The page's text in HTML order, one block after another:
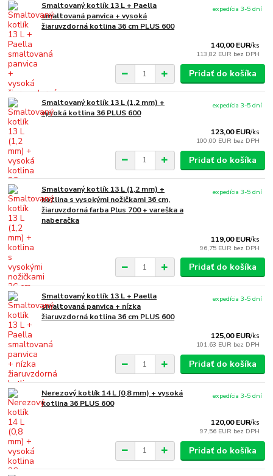
Smaltovaný kotlík 13 L + Paella
smaltovaná panvica + vysoká
žiaruvzdorná kotlina 36 cm PLUS 600
140,00 EUR/ks
113,82 EUR bez DPH
expedícia 3-5 dní
Pridať do košíka
Smaltovaný kotlík 13 L (1,2 mm) +
vysoká kotlina 36 PLUS 600
123,00 EUR/ks
100,00 EUR bez DPH
expedícia 3-5 dní
Pridať do košíka
Smaltovaný kotlík 13 L (1,2 mm) +
kotlina s vysokými nožičkami 36 cm,
žiaruvzdorná farba Plus 700 + vareška a
naberačka
119,00 EUR/ks
96,75 EUR bez DPH
expedícia 3-5 dní
Pridať do košíka
Smaltovaný kotlík 13 L + Paella
smaltovaná panvica + nízka
žiaruvzdorná kotlina 36 cm PLUS 600
125,00 EUR/ks
101,63 EUR bez DPH
expedícia 3-5 dní
Pridať do košíka
Nerezový kotlík 14 L (0,8 mm) + vysoká
kotlina 36 PLUS 600
120,00 EUR/ks
97,56 EUR bez DPH
expedícia 3-5 dní
Pridať do košíka